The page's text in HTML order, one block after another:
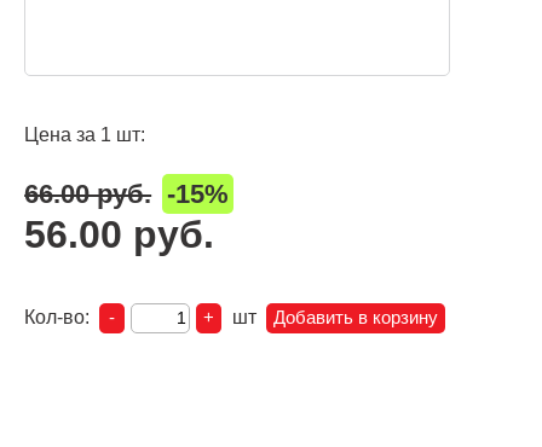
Цена за 1 шт:
66.00 руб. -15%
56.00 руб.
Кол-во: шт